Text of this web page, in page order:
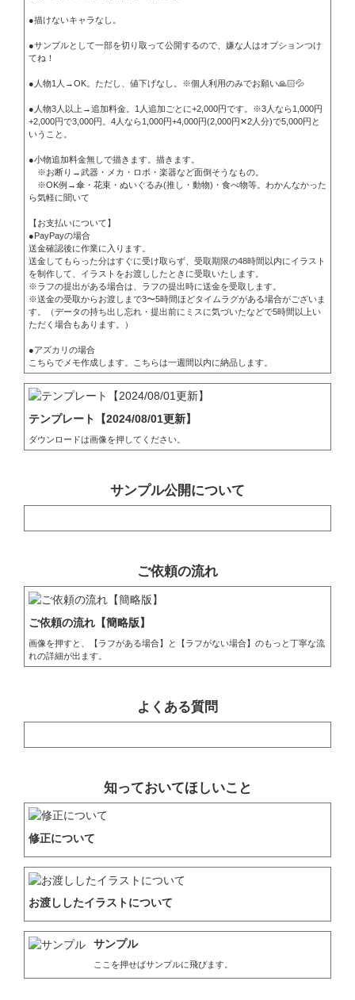
●描けないキャラなし。
●サンプルとして一部を切り取って公開するので、嫌な人はオプションつけ
てね！
●人物1人→OK。ただし、値下げなし。※個人利用のみでお願い🙏🏻💦
●人物3人以上→追加料金。1人追加ごとに+2,000円です。※3人なら1,000円
+2,000円で3,000円。4人なら1,000円+4,000円(2,000円✕2人分)で5,000円と
いうこと。
●小物追加料金無しで描きます。描きます。
※お断り→武器・メカ・ロボ・楽器など面倒そうなもの。
※OK例→傘・花束・ぬいぐるみ(推し・動物)・食べ物等。わかんなかった
ら気軽に聞いて
【お支払いについて】
●PayPayの場合
送金確認後に作業に入ります。
送金してもらった分はすぐに受け取らず、受取期限の48時間以内にイラスト
を制作して、イラストをお渡ししたときに受取いたします。
※ラフの提出がある場合は、ラフの提出時に送金を受取します。
※送金の受取からお渡しまで3〜5時間ほどタイムラグがある場合がございま
す。（データの持ち出し忘れ・提出前にミスに気づいたなどで5時間以上い
ただく場合もあります。）
●アズカリの場合
こちらでメモ作成します。こちらは一週間以内に納品します。
テンプレート【2024/08/01更新】
ダウンロードは画像を押してください。
サンプル公開について
ご依頼の流れ
ご依頼の流れ【簡略版】
画像を押すと、【ラフがある場合】と【ラフがない場合】のもっと丁寧な流
れの詳細が出ます。
よくある質問
知っておいてほしいこと
修正について
お渡ししたイラストについて
サンプル
ここを押せばサンプルに飛びます。